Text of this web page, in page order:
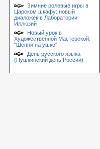
Зимние ролевые игры в
Царском шкафу: новый
диаложек в Лаборатории
Иллюзий
Новый урок в
Художественной Мастерской:
"Шепни на ушко"
День русского языка
(Пушкинский день России)